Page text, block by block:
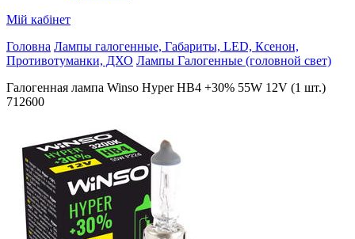
Мій кабінет
Головна Лампы галогенные, Габариты, LED, Ксенон,
Противотуманки, ДХО Лампы Галогенные (головной свет)
Галогенная лампа Winso Hyper HB4 +30% 55W 12V (1 шт.)
712600